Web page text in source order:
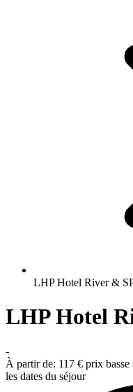
LHP Hotel River &
LHP Hotel
-
À partir de: 117 € prix
les dates du séjour